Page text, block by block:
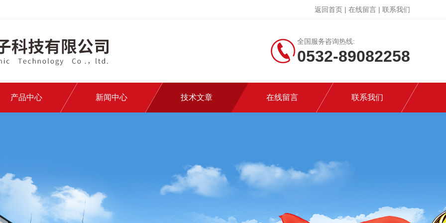
返回首页 | 在线留言 | 联系我们
全国服务咨询热线:
0532-89082258
产品中心 新闻中心 技术文章 在线留言 联系我们